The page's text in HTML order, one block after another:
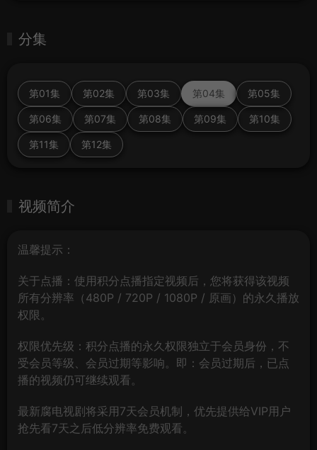
分集
第01集 第02集 第03集 第04集 第05集
第06集 第07集 第08集 第09集 第10集
第11集 第12集
视频简介
温馨提示：
关于点播：使用积分点播指定视频后，您将获得该视频
所有分辨率（480P / 720P / 1080P / 原画）的永久播放
权限。
权限优先级：积分点播的永久权限独立于会员身份，不
受会员等级、会员过期等影响。即：会员过期后，已点
播的视频仍可继续观看。
最新腐电视剧将采用7天会员机制，优先提供给VIP用户
抢先看7天之后低分辨率免费观看。